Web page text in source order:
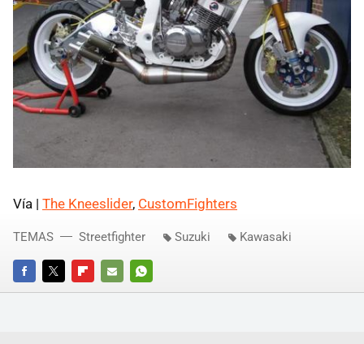
Vía | The Kneeslider, CustomFighters
FACEBOOKTWITTERFLIPBOARD
E-
WHATSAPP
TEMAS Streetfighter Suzuki Kawasaki